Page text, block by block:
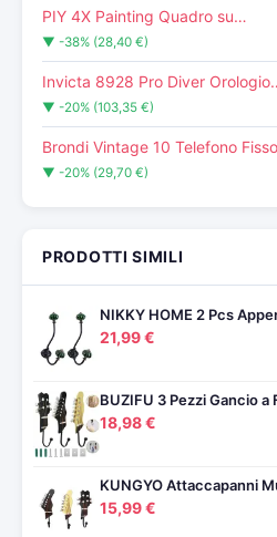
PIY 4X Painting Quadro su…
▼ -38% (28,40 €)
Invicta 8928 Pro Diver
▼ -20% (103,35 €)
Brondi Vintage 10 Telefono
▼ -20% (29,70 €)
PRODOTTI SIMILI
NIKKY HOME 2 Pcs
21,99 €
BUZIFU 3 Pezzi Gancio a
18,98 €
KUNGYO Attaccapanni
15,99 €